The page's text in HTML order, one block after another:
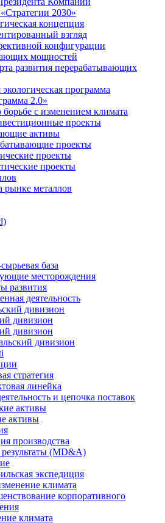
2030»
концепция
взгляд
конфигурации
мощностей
развития перерабатывающих
программа
2.0»
борьбе с изменением климата
проекты
активы
проекты
проекты
проекты
рынке металлов
база
месторождения
развития
деятельность
дивизион
дивизион
дивизион
дивизион
стратегия
линейка
и цепочка поставок
активы
активы
производства
(MD&A)
экспедиция
климата
корпоративного
климата